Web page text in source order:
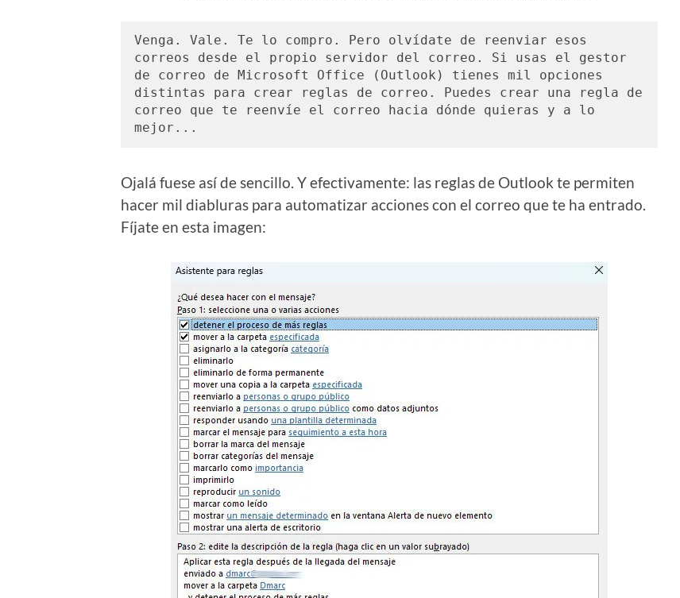
Venga. Vale. Te lo compro. Pero olvídate de reenviar esos
correos desde el propio servidor del correo. Si usas el gestor
de correo de Microsoft Office (Outlook) tienes mil opciones
distintas para crear reglas de correo. Puedes crear una regla de
correo que te reenvíe el correo hacia dónde quieras y a lo
mejor...
Ojalá fuese así de sencillo. Y efectivamente: las reglas de Outlook te permiten
hacer mil diabluras para automatizar acciones con el correo que te ha entrado.
Fíjate en esta imagen: